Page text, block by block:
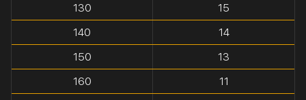
130
15
140
14
150
13
160
11